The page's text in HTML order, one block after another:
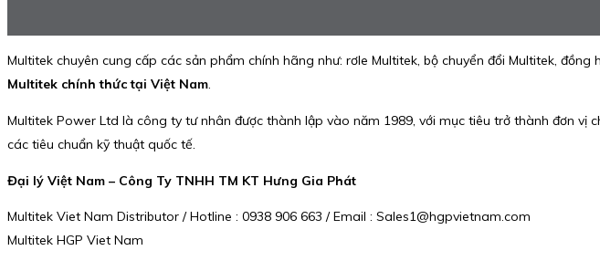
Multitek chuyên cung cấp các sản phẩm chính hãng như: rơle Multitek, bộ chuyển đổi Multitek,
Multitek chính thức tại Việt Nam.
Multitek Power Ltd là công ty tư nhân được thành lập vào năm 1989, với mục tiêu trở thành đơn vị
các tiêu chuẩn kỹ thuật quốc tế.
Đại lý Việt Nam – Công Ty TNHH TM KT Hưng Gia Phát
Multitek Viet Nam Distributor / Hotline : 0938 906 663 / Email : Sales1@hgpvietnam.com
Multitek HGP Viet Nam